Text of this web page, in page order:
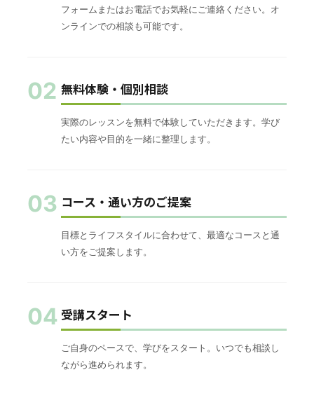
フォームまたはお電話でお気軽にご連絡ください。オ
ンラインでの相談も可能です。
02 無料体験・個別相談
実際のレッスンを無料で体験していただきます。学び
たい内容や目的を一緒に整理します。
03 コース・通い方のご提案
目標とライフスタイルに合わせて、最適なコースと通
い方をご提案します。
04 受講スタート
ご自身のペースで、学びをスタート。いつでも相談し
ながら進められます。